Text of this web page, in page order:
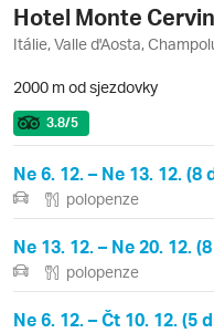
Hotel Monte
Itálie, Valle d'Aosta,
2000 m od sjezdovky
3.8/5
Ne 6. 12. – Ne 13. 12. (8
polopenze
Ne 13. 12. – Ne 20. 12.
polopenze
Ne 6. 12. – Čt 10. 12. (5